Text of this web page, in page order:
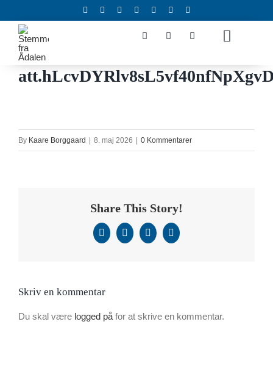
content
Toggle
Podcasts
Artikler
Partnere
SFÅ Netværket
By Kaare Borggaard | 8. maj 2026 | 0 Kommentarer
Share This Story!
Facebook
X RedditE-
mail
Skriv en kommentar
Du skal være logged på for at skrive en kommentar.